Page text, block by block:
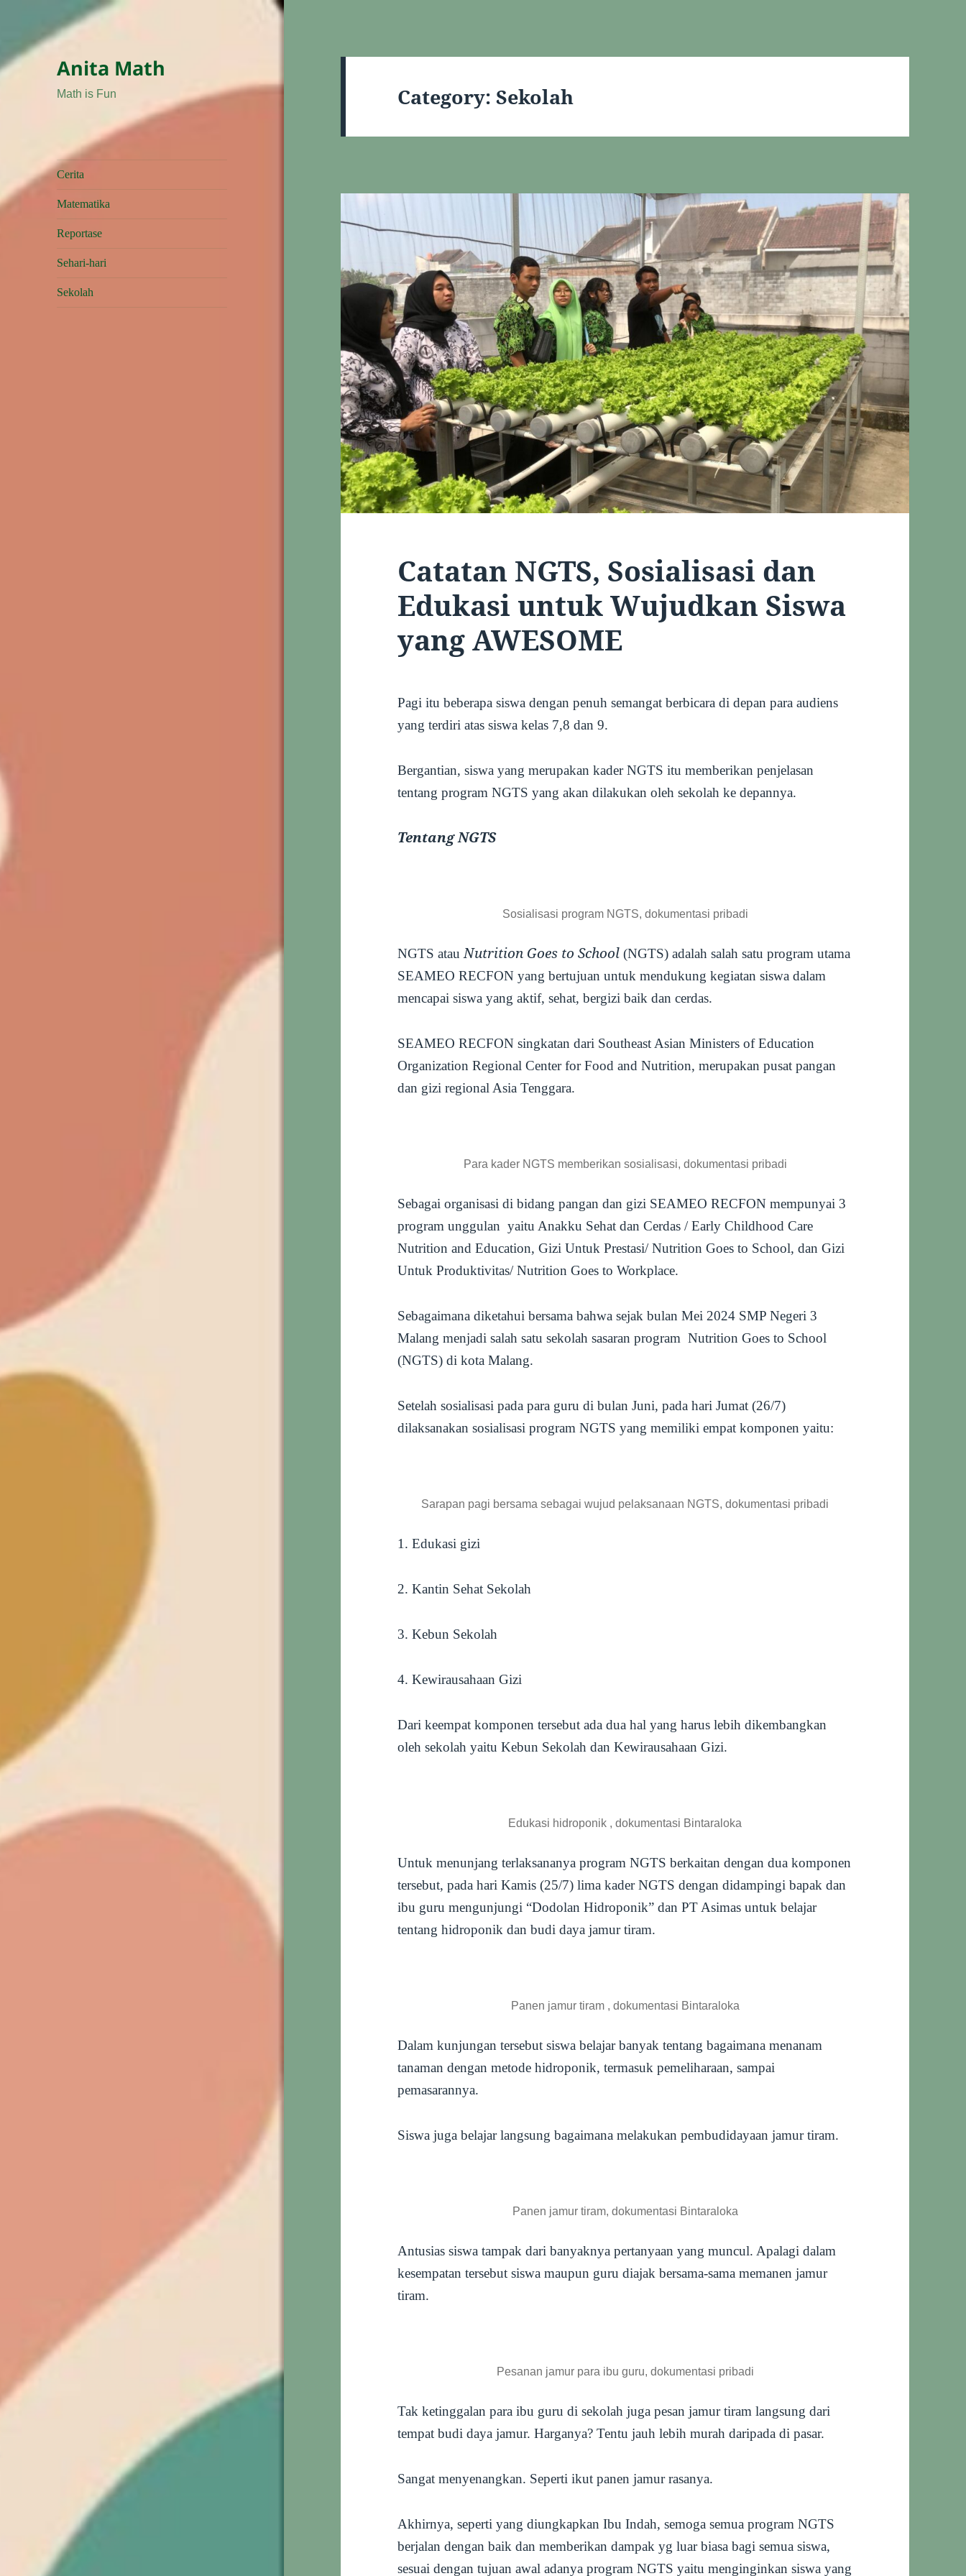
Anita Math
Math is Fun
Cerita
Matematika
Reportase
Sehari-hari
Sekolah
Category:Sekolah
Catatan NGTS, Sosialisasi dan
Edukasi untuk Wujudkan Siswa
yang AWESOME
Pagi itu beberapa siswa dengan penuh semangat berbicara di depan para audiens
yang terdiri atas siswa kelas 7,8 dan 9.
Bergantian, siswa yang merupakan kader NGTS itu memberikan penjelasan
tentang program NGTS yang akan dilakukan oleh sekolah ke depannya.
Tentang NGTS
Sosialisasi program NGTS, dokumentasi pribadi
NGTS atau Nutrition Goes to School (NGTS) adalah salah satu program utama
SEAMEO RECFON yang bertujuan untuk mendukung kegiatan siswa dalam
mencapai siswa yang aktif, sehat, bergizi baik dan cerdas.
SEAMEO RECFON singkatan dari Southeast Asian Ministers of Education
Organization Regional Center for Food and Nutrition, merupakan pusat pangan
dan gizi regional Asia Tenggara.
Para kader NGTS memberikan sosialisasi, dokumentasi pribadi
Sebagai organisasi di bidang pangan dan gizi SEAMEO RECFON mempunyai 3
program unggulan yaitu Anakku Sehat dan Cerdas / Early Childhood Care
Nutrition and Education, Gizi Untuk Prestasi/ Nutrition Goes to School, dan Gizi
Untuk Produktivitas/ Nutrition Goes to Workplace.
Sebagaimana diketahui bersama bahwa sejak bulan Mei 2024 SMP Negeri 3
Malang menjadi salah satu sekolah sasaran program Nutrition Goes to School
(NGTS) di kota Malang.
Setelah sosialisasi pada para guru di bulan Juni, pada hari Jumat (26/7)
dilaksanakan sosialisasi program NGTS yang memiliki empat komponen yaitu:
Sarapan pagi bersama sebagai wujud pelaksanaan NGTS, dokumentasi pribadi
1. Edukasi gizi
2. Kantin Sehat Sekolah
3. Kebun Sekolah
4. Kewirausahaan Gizi
Dari keempat komponen tersebut ada dua hal yang harus lebih dikembangkan
oleh sekolah yaitu Kebun Sekolah dan Kewirausahaan Gizi.
Edukasi hidroponik , dokumentasi Bintaraloka
Untuk menunjang terlaksananya program NGTS berkaitan dengan dua komponen
tersebut, pada hari Kamis (25/7) lima kader NGTS dengan didampingi bapak dan
ibu guru mengunjungi “Dodolan Hidroponik” dan PT Asimas untuk belajar
tentang hidroponik dan budi daya jamur tiram.
Panen jamur tiram , dokumentasi Bintaraloka
Dalam kunjungan tersebut siswa belajar banyak tentang bagaimana menanam
tanaman dengan metode hidroponik, termasuk pemeliharaan, sampai
pemasarannya.
Siswa juga belajar langsung bagaimana melakukan pembudidayaan jamur tiram.
Panen jamur tiram, dokumentasi Bintaraloka
Antusias siswa tampak dari banyaknya pertanyaan yang muncul. Apalagi dalam
kesempatan tersebut siswa maupun guru diajak bersama-sama memanen jamur
tiram.
Pesanan jamur para ibu guru, dokumentasi pribadi
Tak ketinggalan para ibu guru di sekolah juga pesan jamur tiram langsung dari
tempat budi daya jamur. Harganya? Tentu jauh lebih murah daripada di pasar.
Sangat menyenangkan. Seperti ikut panen jamur rasanya.
Akhirnya, seperti yang diungkapkan Ibu Indah, semoga semua program NGTS
berjalan dengan baik dan memberikan dampak yg luar biasa bagi semua siswa,
sesuai dengan tujuan awal adanya program NGTS yaitu menginginkan siswa yang